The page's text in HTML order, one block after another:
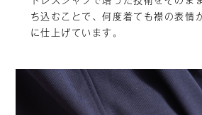
ち込むことで、何度着ても襟の表情
に仕上げています。